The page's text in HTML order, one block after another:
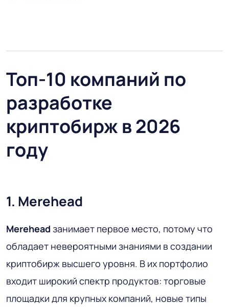
Топ-10 компаний по
разработке
криптобирж в 2026
году
1. Merehead
Merehead занимает первое место, потому что
обладает невероятными знаниями в создании
криптобирж высшего уровня. В их портфолио
входит широкий спектр продуктов: торговые
площадки для крупных компаний, новые типы